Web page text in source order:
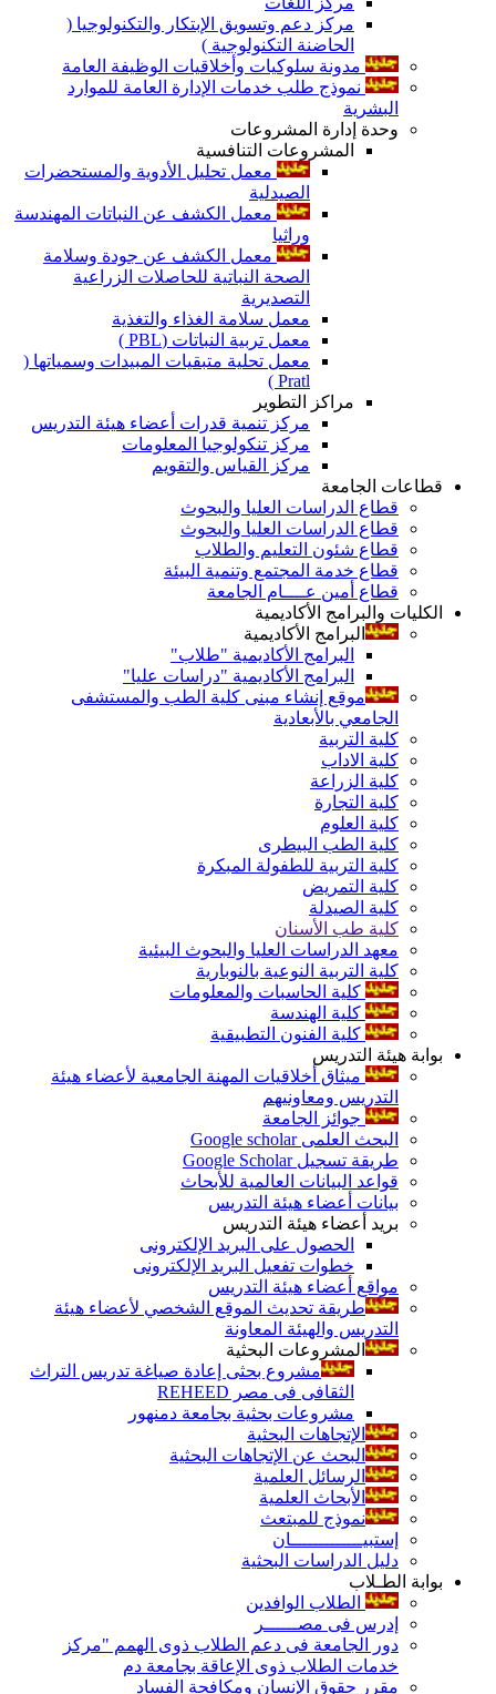
مركز دعم وتسويق الإبتكار والتكنولوجيا (
الحاضنة التكنولوجية )
مدونة سلوكيات وأخلاقيات الوظيفة العامة
نموذج طلب خدمات الإدارة العامة للموارد
البشرية
وحدة إدارة المشروعات
المشروعات التنافسية
معمل تحليل الأدوية والمستحضرات
الصيدلية
معمل الكشف عن النباتات المهندسة
وراثيا
معمل الكشف عن جودة وسلامة
الصحة النباتية للحاصلات الزراعية
التصديرية
معمل سلامة الغذاء والتغذية
معمل تربية النباتات (PBL )
معمل تحلية متبقيات المبيدات وسمياتها (
Pratl )
مراكز التطوير
مركز تنمية قدرات أعضاء هيئة التدريس
مركز تنكولوجيا المعلومات
مركز القياس والتقويم
قطاعات الجامعة
قطاع الدراسات العليا والبحوث
قطاع الدراسات العليا والبحوث
قطاع شئون التعليم والطلاب
قطاع خدمة المجتمع وتنمية البيئة
قطاع أمين عــــام الجامعة
الكليات والبرامج الأكاديمية
البرامج الأكاديمية
البرامج الأكاديمية "طلاب"
البرامج الأكاديمية "دراسات عليا"
موقع إنشاء مبنى كلية الطب والمستشفى
الجامعي بالأبعادية
كلية التربية
كلية الاداب
كلية الزراعة
كلية التجارة
كلية العلوم
كلية الطب البيطرى
كلية التربية للطفولة المبكرة
كلية التمريض
كلية الصيدلة
كلية طب الأسنان
معهد الدراسات العليا والبحوث البيئية
كلية التربية النوعية بالنوبارية
كلية الحاسبات والمعلومات
كلية الهندسة
كلية الفنون التطبيقية
بوابة هيئة التدريس
ميثاق أخلاقيات المهنة الجامعية لأعضاء هيئة
التدريس ومعاونيهم
جوائز الجامعة
البحث العلمى Google scholar
طريقة تسجيل Google Scholar
قواعد البيانات العالمية للأبحاث
بيانات أعضاء هيئة التدريس
بريد أعضاء هيئة التدريس
الحصول على البريد الإلكترونى
خطوات تفعيل البريد الإلكترونى
مواقع أعضاء هيئة التدريس
طريقة تحديث الموقع الشخصي لأعضاء هيئة
التدريس والهيئة المعاونة
المشروعات البحثية
مشروع بحثى إعادة صياغة تدريس التراث
الثقافى فى مصر REHEED
مشروعات بحثية بجامعة دمنهور
الإتجاهات البحثية
البحث عن الإتجاهات البحثية
الرسائل العلمية
الأبحاث العلمية
نموذج للمبتعث
إستبيـــــــــــــان
دليل الدراسات البحثية
بوابة الطـلاب
الطلاب الوافدين
إدرس فى مصــــــر
دور الجامعة فى دعم الطلاب ذوى الهمم "مركز
خدمات الطلاب ذوى الإعاقة بجامعة دم
مقرر حقوق الإنسان ومكافحة الفساد